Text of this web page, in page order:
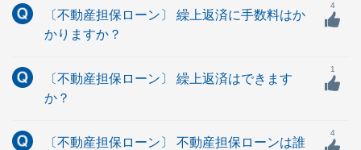
〔不動産担保ローン〕 繰上返済に手数料はか
かりますか？
4
〔不動産担保ローン〕 繰上返済はできます
か？
1
〔不動産担保ローン〕 不動産担保ローンは誰
4